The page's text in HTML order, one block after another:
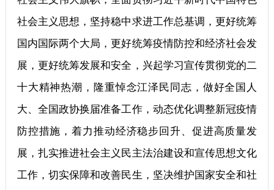
社会主义思想，坚持稳中求进工作总基调，更好统筹
国内国际两个大局，更好统筹疫情防控和经济社会发
展，更好统筹发展和安全，兴起学习宣传贯彻党的二
十大精神热潮，隆重悼念江泽民同志，做好全国人
大、全国政协换届准备工作，动态优化调整新冠疫情
防控措施，着力推动经济稳步回升、促进高质量发
展，扎实推进社会主义民主法治建设和宣传思想文化
工作，切实保障和改善民生，坚决维护国家安全和社